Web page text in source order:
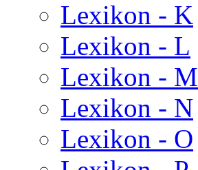
Lexikon - K
Lexikon - L
Lexikon - M
Lexikon - N
Lexikon - O